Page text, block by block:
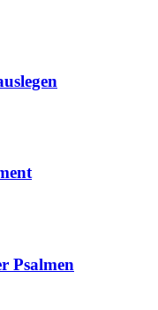
Psalmen